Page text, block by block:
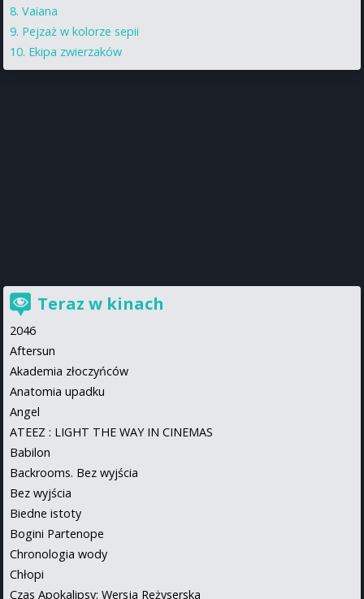
Vaiana
Pejzaż w kolorze sepii
Ekipa zwierzaków
Teraz w kinach
2046
Aftersun
Akademia złoczyńców
Anatomia upadku
Angel
ATEEZ : LIGHT THE WAY IN CINEMAS
Babilon
Backrooms. Bez wyjścia
Bez wyjścia
Biedne istoty
Bogini Partenope
Chronologia wody
Chłopi
Czas Apokalipsy: Wersja Reżyserska